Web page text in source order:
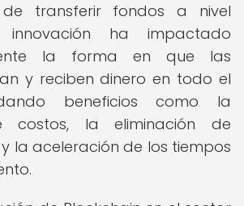
de transferir fondos a nivel
ha impactado
la forma en que las
y reciben dinero en todo el
beneficios como la
costos, la eliminación de
la aceleración de los tiempos